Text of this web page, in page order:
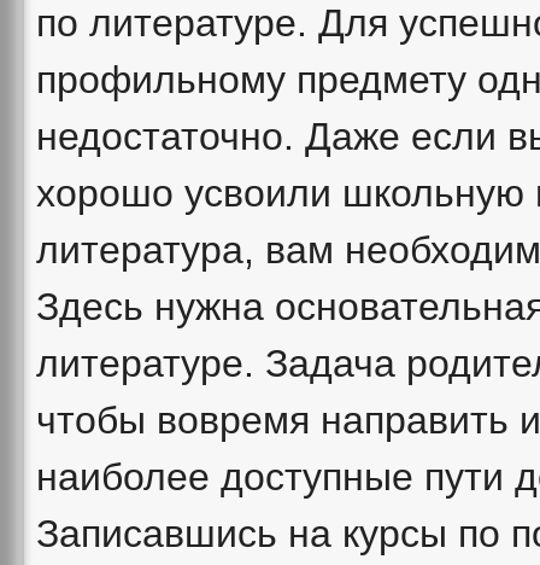
по литературе. Для
профильному предмету
недостаточно. Даже если
хорошо усвоили школьную
литература, вам
Здесь нужна
литературе. Задача
чтобы вовремя направить
наиболее доступные пути
Записавшись на курсы по